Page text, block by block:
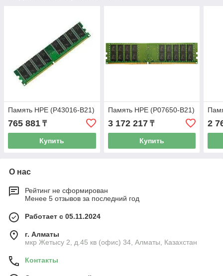
Память HPE (P43016-B21)
765 881 ₸
Купить
Память HPE (P07650-B21)
3 172 217₸
Купить
2
О нас
Рейтинг не сформирован
Менее 5 отзывов за последний год
Работает с 05.11.2024
г. Алматы
мкр Жетысу 2, д.45 кв (офис) 34, Алматы, Казахстан
Контакты